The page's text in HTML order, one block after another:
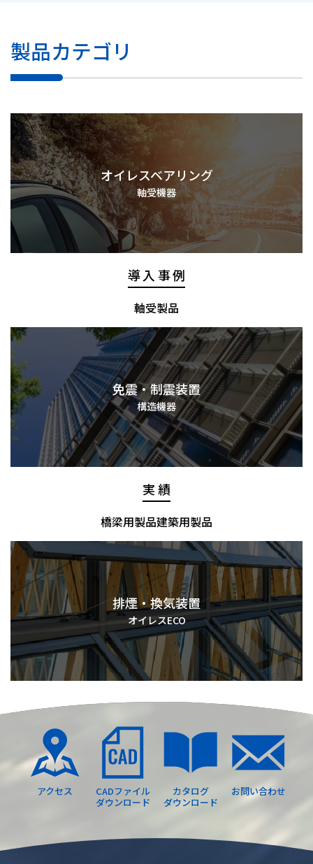
製品カテゴリ
オイレスベアリング
軸受機器
導入事例
軸受製品
免震・制震装置
構造機器
実績
橋梁用製品建築用製品
排煙・換気装置
オイレスECO
アクセス
CADファイル
ダウンロード
カタログ
ダウンロード
お問い合わせ